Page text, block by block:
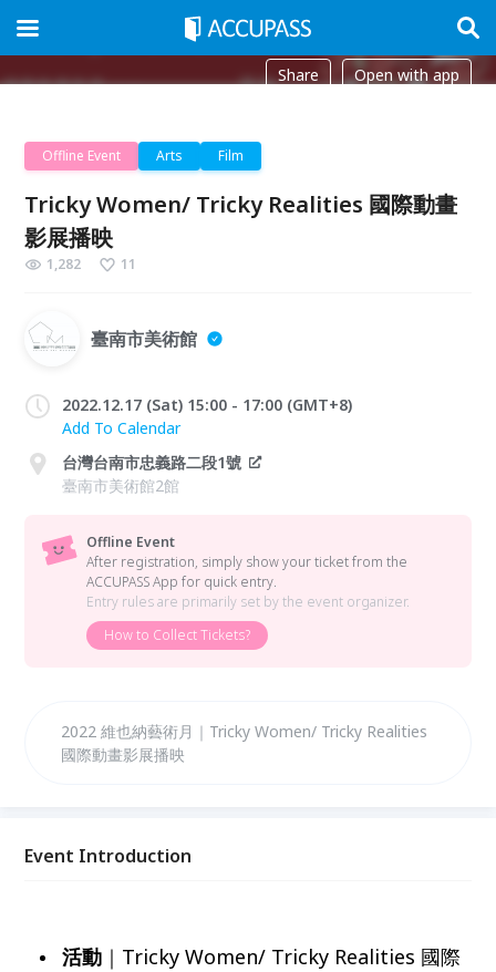
Share Open with app
Offline Event Arts Film
Tricky Women/ Tricky Realities 國際動畫
影展播映
1,282 11
臺南市美術館
2022.12.17 (Sat) 15:00 - 17:00 (GMT+8)
Add To Calendar
台灣台南市忠義路二段1號
臺南市美術館2館
Offline Event
After registration, simply show your ticket from the
ACCUPASS App for quick entry.
Entry rules are primarily set by the event organizer.
How to Collect Tickets?
2022 維也納藝術月｜Tricky Women/ Tricky Realities
國際動畫影展播映
Event Introduction
活動 ｜Tricky Women/ Tricky Realities 國際